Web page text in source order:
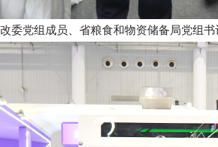
委党组成员、省粮食和物资储备局党组